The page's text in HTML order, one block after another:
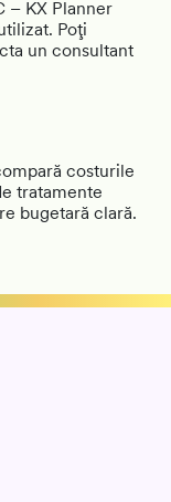
– KX Planner
Poți
un consultant
costurile
tratamente
bugetară clară.